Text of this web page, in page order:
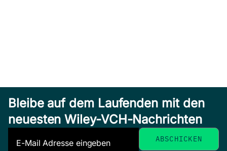
Bleibe auf dem Laufenden mit den
neuesten Wiley-VCH-Nachrichten